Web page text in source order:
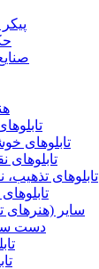
تابلوهای
تابلوهای
تابلوهای تذهیب،
سایر
دست